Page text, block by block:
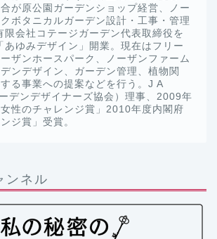
が原公園ガーデンショップ経営、ノー
ボタニカルガーデン設計・工事・管理
限会社コテージガーデン代表取締役を
ゆみデザイン」開業。現在はフリー
ザンホースパーク、ノーザンファーム
ンデザイン、ガーデン管理、植物関
る事業への提案などを行う。J A
デンデザイナーズ協会）理事、2009年
性のチャレンジ賞」2010年度内閣府
ジ賞」受賞。
ンネル